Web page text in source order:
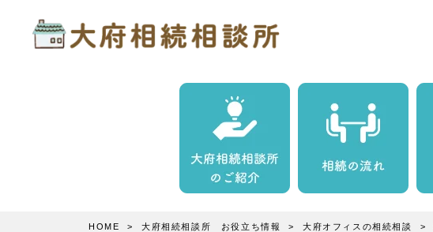
HOME 大府相続相談所 お役立ち情報 大府オフィスの相続相談